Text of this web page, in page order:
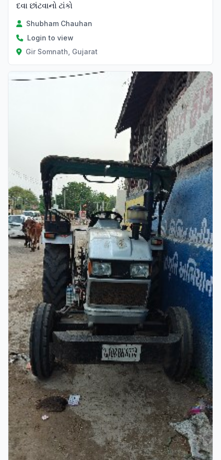
દવા છાંટવાનો ટાંકો
Shubham Chauhan
Login to view
Gir Somnath, Gujarat